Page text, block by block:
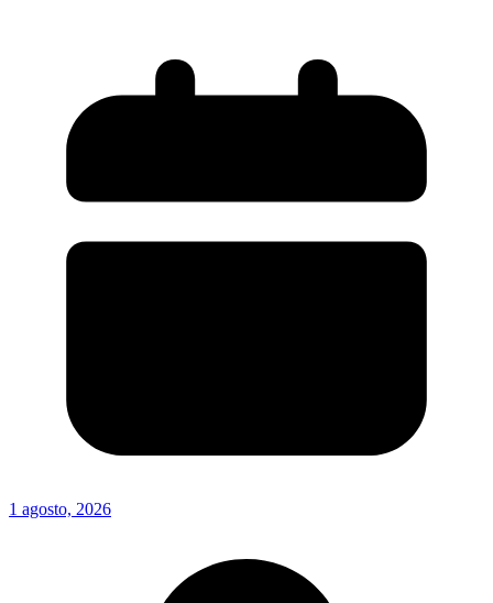
1 agosto, 2026